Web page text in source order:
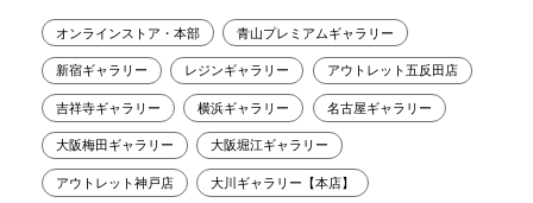
オンラインストア・本部 青山プレミアムギャラリー
新宿ギャラリー レジンギャラリー アウトレット五反田店
吉祥寺ギャラリー 横浜ギャラリー 名古屋ギャラリー
大阪梅田ギャラリー 大阪堀江ギャラリー
アウトレット神戸店 大川ギャラリー【本店】